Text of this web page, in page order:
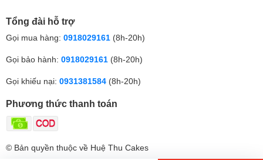
Tổng đài hỗ trợ
Gọi mua hàng: 0918029161 (8h-20h)
Gọi bảo hành: 0918029161 (8h-20h)
Gọi khiếu nại: 0931381584 (8h-20h)
Phương thức thanh toán
© Bản quyền thuộc về Huệ Thu Cakes